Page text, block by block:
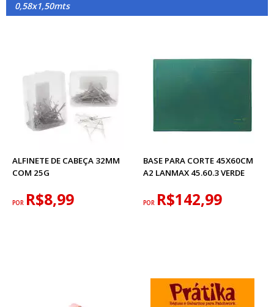
0,58x1,50mts
ALFINETE DE CABEÇA 32MM
COM 25G
POR R$8,99
BASE PARA CORTE 45X60CM
A2 LANMAX 45.60.3 VERDE
POR R$142,99